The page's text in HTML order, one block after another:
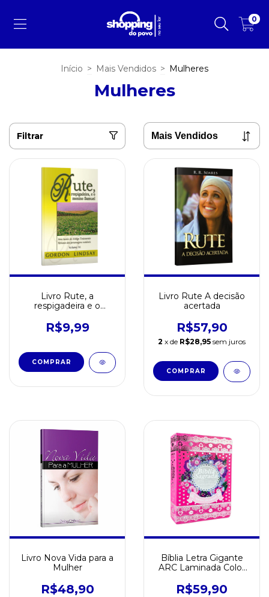
0
Início > Mais Vendidos > Mulheres
Mulheres
Filtrar
Livro Rute, a
respigadeira e o
R$9,99
Livro Rute A decisão
acertada
R$57,90
2 x de R$28,95 sem juros
Livro Nova Vida para a
Mulher
R$48,90
Bíblia Letra Gigante
ARC Laminada Color
R$59,90